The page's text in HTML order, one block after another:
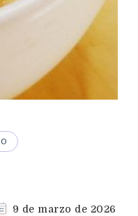
9 de marzo de 2026